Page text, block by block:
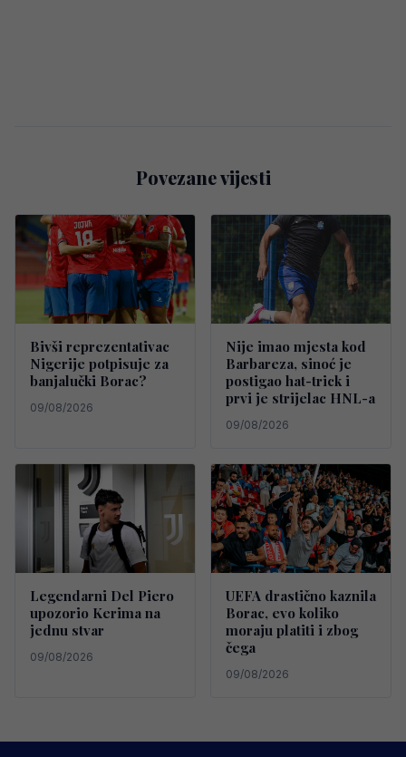
Povezane vijesti
Bivši reprezentativac
Nigerije potpisuje za
banjalučki Borac?
09/08/2026
Nije imao mjesta kod
Barbareza, sinoć je
postigao hat-trick i
prvi je strijelac HNL-a
09/08/2026
Legendarni Del Piero
upozorio Kerima na
jednu stvar
09/08/2026
UEFA drastično kaznila
Borac, evo koliko
moraju platiti i zbog
čega
09/08/2026